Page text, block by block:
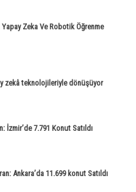
Zeka Ve Robotik Öğrenme
zekâ teknolojileriyle dönüşüyor
İzmir’de 7.791 Konut Satıldı
Ankara’da 11.699 konut Satıldı